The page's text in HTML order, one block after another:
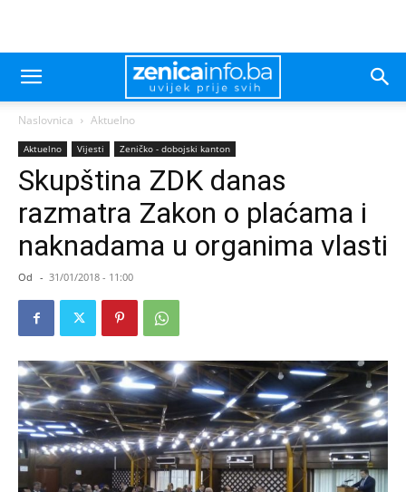
Naslovnica Aktuelno
Aktuelno Vijesti Zeničko - dobojski kanton
Skupština ZDK danas
razmatra Zakon o plaćama i
naknadama u organima vlasti
Od - 31/01/2018 - 11:00